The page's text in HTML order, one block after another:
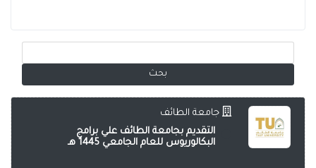
جامعة الطائف
التقديم بجامعة الطائف علي برامج
البكالوريوس للعام الجامعي 1445 هـ